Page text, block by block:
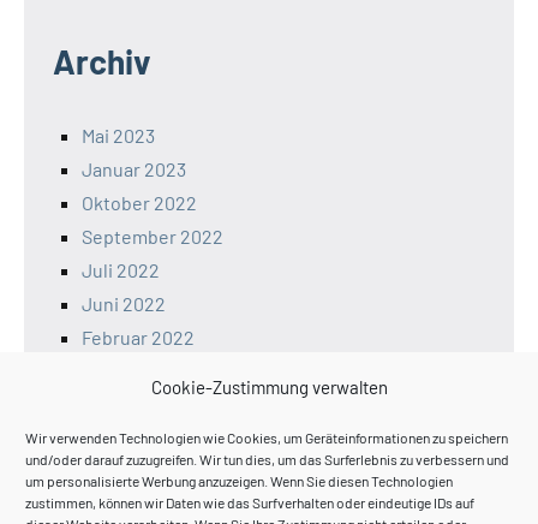
Cookie-Zustimmung verwalten
Wir verwenden Technologien wie Cookies, um Geräteinformationen zu speichern
und/oder darauf zuzugreifen. Wir tun dies, um das Surferlebnis zu verbessern und
um personalisierte Werbung anzuzeigen. Wenn Sie diesen Technologien
zustimmen, können wir Daten wie das Surfverhalten oder eindeutige IDs auf
Archiv
Mai 2023
Januar 2023
Oktober 2022
September 2022
Juli 2022
Juni 2022
Februar 2022
November 2021